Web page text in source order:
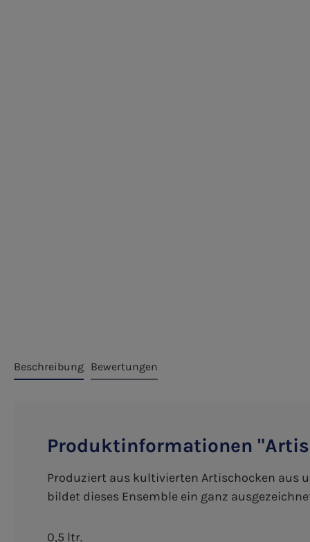
Beschreibung Bewertungen
Produktinformationen
Produziert aus kultivierten Artischocken aus
bildet dieses Ensemble ein ganz
0,5 ltr.